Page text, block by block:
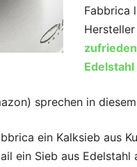
Fabbrica
sprechen in
ein Kalksieb aus
ein Sieb aus